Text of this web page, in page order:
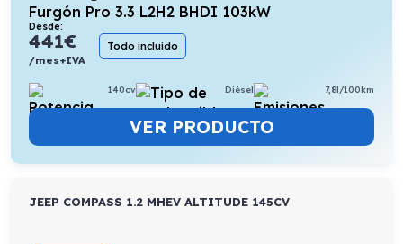
Desde:
441€
/mes+IVA
Todo incluido
140cv Diésel 7,8l/100km
VER PRODUCTO
JEEP COMPASS 1.2 MHEV ALTITUDE 145CV